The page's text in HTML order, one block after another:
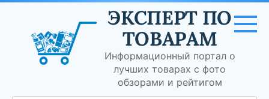
Перейти
контенту
ЭКСПЕРТ ПО
ТОВАРАМ
Информационный портал о
лучших товарах с фото
обзорами и рейтигом